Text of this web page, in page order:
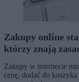
Zakupy online
którzy znają
Zakupy w internecie
cenę, dodać do